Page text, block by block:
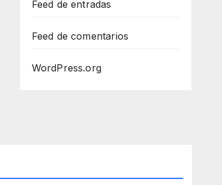
Feed de entradas
Feed de comentarios
WordPress.org